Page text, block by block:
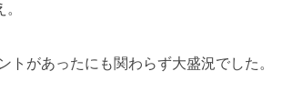
トがあったにも関わらず大盛況でした。